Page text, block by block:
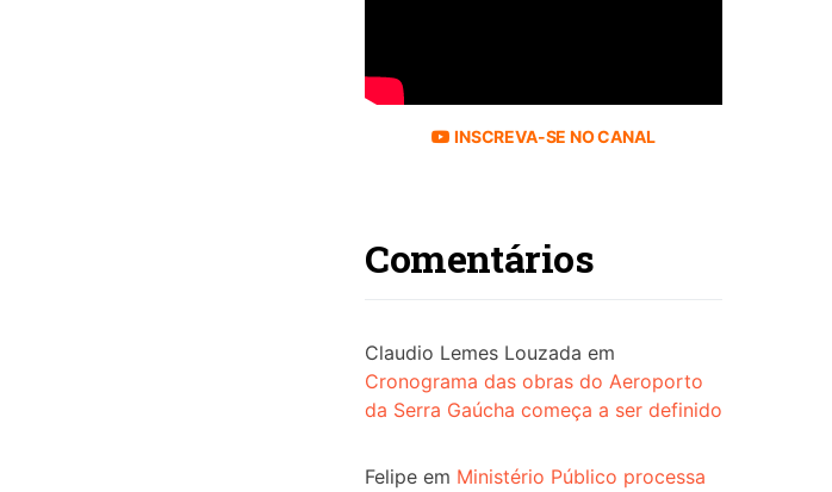
INSCREVA-SE NO CANAL
Comentários
Claudio Lemes Louzada em
Cronograma das obras do Aeroporto
da Serra Gaúcha começa a ser definido
Felipe em Ministério Público processa